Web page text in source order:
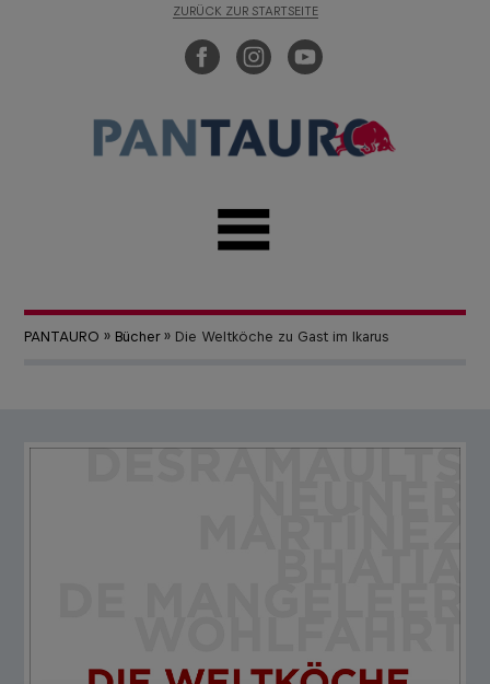
ZURÜCK ZUR STARTSEITE
PANTAURO » Bücher» Die Weltköche zu Gast im Ikarus